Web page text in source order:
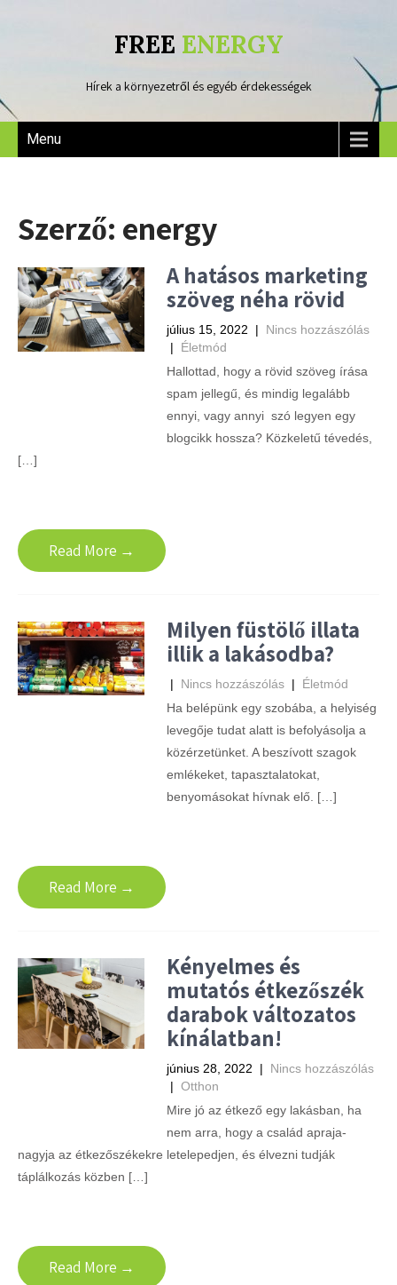
FREE ENERGY
Hírek a környezetről és egyéb érdekességek
Menu
Szerző: energy
A hatásos marketing
szöveg néha rövid
július 15, 2022 | Nincs hozzászólás
| Életmód
Hallottad, hogy a rövid szöveg írása
spam jellegű, és mindig legalább
ennyi, vagy annyi szó legyen egy
blogcikk hossza? Közkeletű tévedés,
[…]
Read More →
Milyen füstölő illata
illik a lakásodba?
| Nincs hozzászólás | Életmód
Ha belépünk egy szobába, a helyiség
levegője tudat alatt is befolyásolja a
közérzetünket. A beszívott szagok
emlékeket, tapasztalatokat,
benyomásokat hívnak elő. […]
Read More →
Kényelmes és
mutatós étkezőszék
darabok változatos
kínálatban!
június 28, 2022 | Nincs hozzászólás
| Otthon
Mire jó az étkező egy lakásban, ha
nem arra, hogy a család apraja-
nagyja az étkezőszékekre letelepedjen, és élvezni tudják
táplálkozás közben […]
Read More →